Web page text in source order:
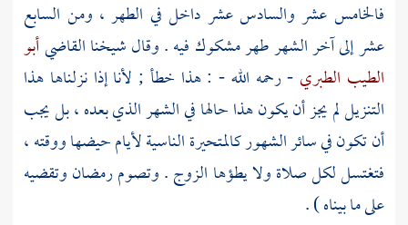
فالخامس عشر والسادس عشر داخل في الطهر ، ومن السابع
عشر إلى آخر الشهر طهر مشكوك فيه . وقال شيخنا القاضيأبو
الطيب الطبري - رحمه الله - : هذا خطأ ; لأنا إذا نزلناها هذا
التنزيل لم يجز أن يكون هذا حالها في الشهر الذي بعده ، بل يجب
أن تكون في سائر الشهور كالمتحيرة الناسية لأيام حيضها ووقته ،
فتغتسل لكل صلاة ولا يطؤها الزوج . وتصوم رمضان وتقضيه
على ما بيناه ) .